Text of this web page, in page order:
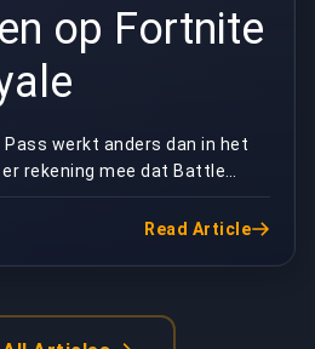
op Fortnite
werkt anders dan in het
rekening mee dat Battle
de Battle Pass zelf. XP...
Read Article